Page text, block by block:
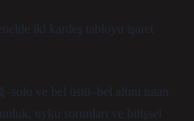
iki kardeş tabloyu işaret
ve bel üstü–bel altını tutan
uyku sorunları ve bilişsel